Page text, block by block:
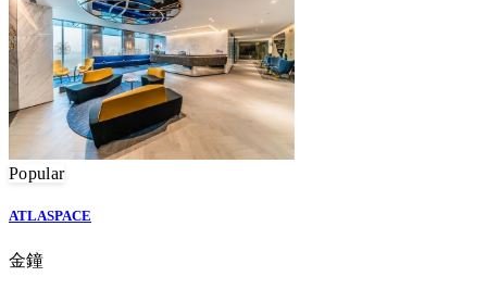
Popular
ATLASPACE
金鐘